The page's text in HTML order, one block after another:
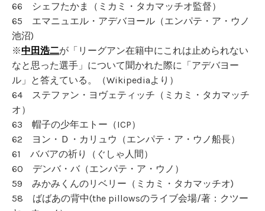
66 シェフたかま（ミカミ・タカマッチオ監督）
65 エマニュエル・アデバヨール（エンパテ・ア・ウノ
池沼)
※中田浩二が「リーグアン在籍中にこれは止められない
なと思った選手」について聞かれた際に「アデバヨー
ル」と答えている。（Wikipediaより）
64 ステファン・ヨヴェティッチ（ミカミ・タカマッチ
オ）
63 帽子の少年エトー（ICP）
62 ヨン・Ｄ・カリュウ（エンパテ・ア・ウノ船長）
61 ババアの祈り（ぐしゃ人間）
60 デンバ・バ（エンパテ・ア・ウノ）
59 みかみくんのリベリー（ミカミ・タカマッチオ)
58 ばばあの背中(the pillowsのライブ会場/著：クツー